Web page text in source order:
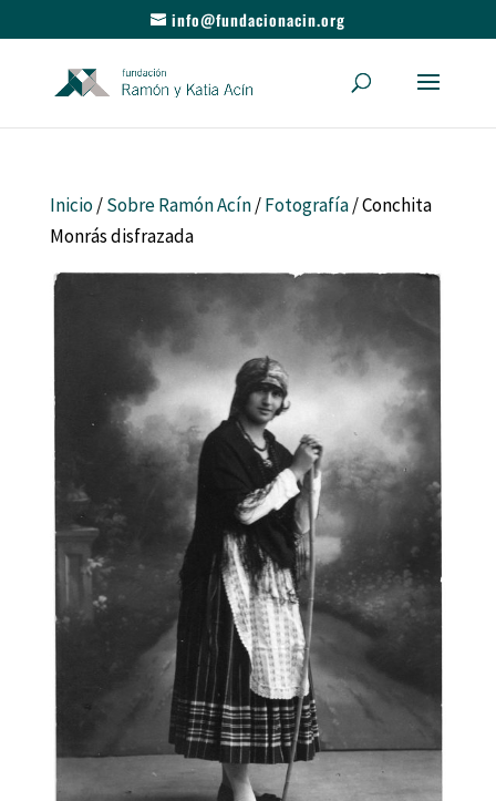
info@fundacionacin.org
Inicio/Sobre Ramón Acín/Fotografía/ Conchita
Monrás disfrazada